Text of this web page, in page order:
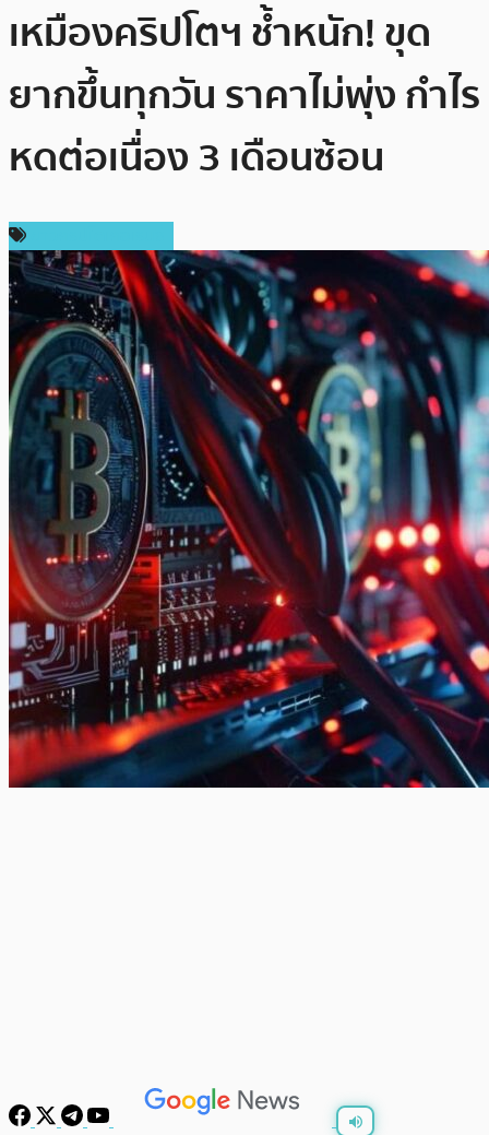
เหมืองคริปโตฯ ช้ำหนัก! ขุด
ยากขึ้นทุกวัน ราคาไม่พุ่ง กำไร
หดต่อเนื่อง 3 เดือนซ้อน